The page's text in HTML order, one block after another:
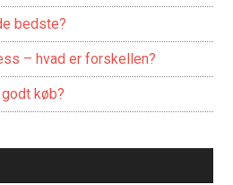
bedste?
– hvad er forskellen?
køb?